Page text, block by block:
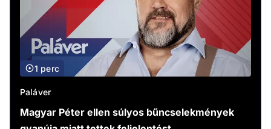
1 perc
Paláver
Magyar Péter ellen súlyos bűncselekmények